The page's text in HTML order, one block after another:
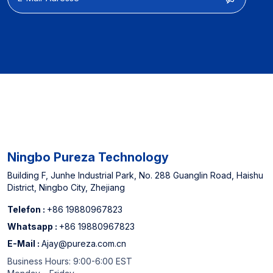
für nordamerikanische
Ningbo Pureza Technology
Building F, Junhe Industrial Park, No. 288 Guanglin Road, Haishu
District, Ningbo City, Zhejiang
Telefon : +86 19880967823
Whatsapp : +86 19880967823
E-Mail : Ajay@pureza.com.cn
Business Hours: 9:00-6:00 EST